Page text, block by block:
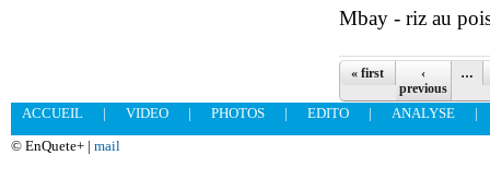
Mbay - riz au
Pages
« first
‹
previous
…
ACCUEIL | VIDEO | PHOTOS | EDITO | ANALYSE
|
© EnQuete+ | mail